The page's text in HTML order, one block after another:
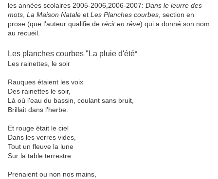
les années scolaires 2005-2006,2006-2007: Dans le leurre des
mots, La Maison Natale et Les Planches courbes, section en
prose (que l'auteur qualifie de récit en rêve) qui a donné son nom
au recueil.
Les planches courbes "La pluie d'été"
Les rainettes, le soir
Rauques étaient les voix
Des rainettes le soir,
Là où l'eau du bassin, coulant sans bruit,
Brillait dans l'herbe.
Et rouge était le ciel
Dans les verres vides,
Tout un fleuve la lune
Sur la table terrestre.
Prenaient ou non nos mains,